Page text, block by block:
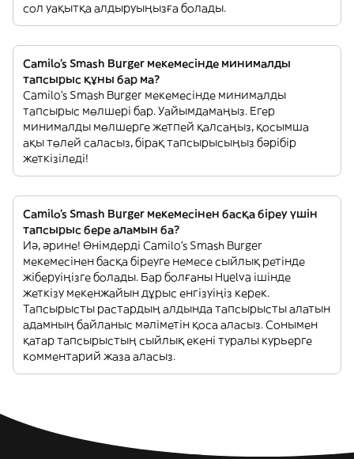
сол уақытқа алдыруыңызға болады.
Camilo's Smash Burger мекемесінде минималды
тапсырыс құны бар ма?
Camilo's Smash Burger мекемесінде минималды
тапсырыс мөлшері бар. Уайымдамаңыз. Егер
минималды мөлшерге жетпей қалсаңыз, қосымша
ақы төлей саласыз, бірақ тапсырысыңыз бәрібір
жеткізіледі!
Camilo's Smash Burger мекемесінен басқа біреу үшін
тапсырыс бере аламын ба?
Иә, әрине! Өнімдерді Camilo's Smash Burger
мекемесінен басқа біреуге немесе сыйлық ретінде
жіберуіңізге болады. Бар болғаны Huelva ішінде
жеткізу мекенжайын дұрыс енгізуіңіз керек.
Тапсырысты растардың алдында тапсырысты алатын
адамның байланыс мәліметін қоса аласыз. Сонымен
қатар тапсырыстың сыйлық екені туралы курьерге
комментарий жаза аласыз.